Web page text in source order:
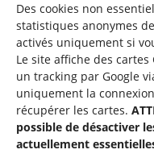
Des cookies non
statistiques anonymes
activés uniquement si
Le site affiche des
un tracking par Google
uniquement la
récupérer les cartes.
possible de désactiver
actuellement
Une offre du
Service national de la
48-50 rue Charles Martel